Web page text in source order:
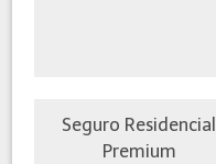
Seguro Residencial
Premium